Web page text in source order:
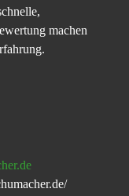
machen